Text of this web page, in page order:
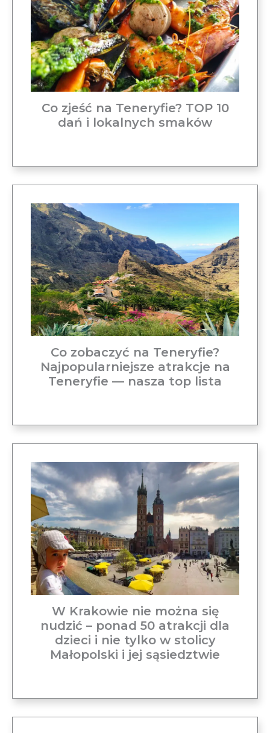
Co zjeść na Teneryfie? TOP 10
dań i lokalnych smaków
Co zobaczyć na Teneryfie?
Najpopularniejsze atrakcje na
Teneryfie — nasza top lista
W Krakowie nie można się
nudzić – ponad 50 atrakcji dla
dzieci i nie tylko w stolicy
Małopolski i jej sąsiedztwie